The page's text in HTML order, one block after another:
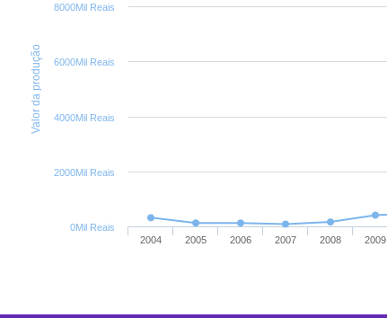
Valor da produção
2004 2005 2006 2007 2008 2009
0Mil Reais
2000Mil Reais
4000Mil Reais
6000Mil Reais
8000Mil Reais